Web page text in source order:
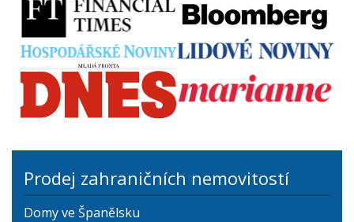
Prodej zahraničních nemovitostí
Domy ve Španělsku